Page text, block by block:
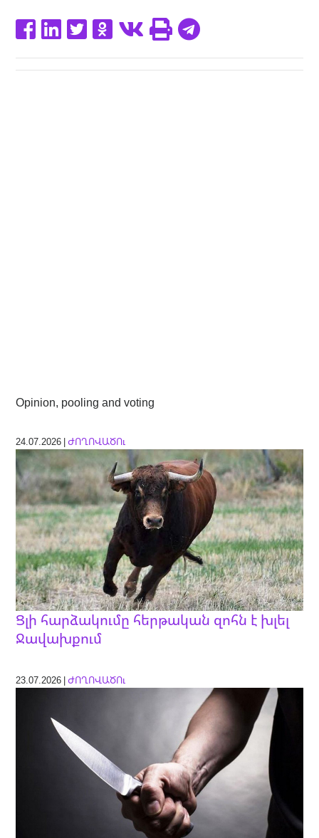
Opinion, pooling and voting
24.07.2026 |ԺՈՂՈՎԱԾՈւ
Ցլի հարձակումը հերթական զոհն է խլել
Ջավախքում
23.07.2026 |ԺՈՂՈՎԱԾՈւ